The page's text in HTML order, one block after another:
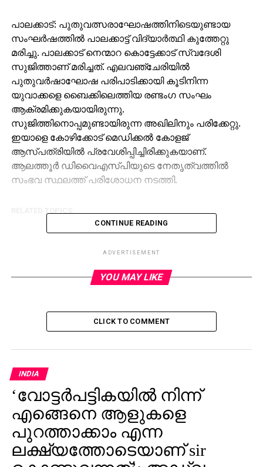
പാലക്കാട്: പുതുവത്സരാഘോഷത്തിനിടെയുണ്ടായ
സംഘര്‍ഷത്തില്‍ പാലക്കാട്ട് വിദ്യാര്‍ത്ഥി കുത്തേറ്റു
മരിച്ചു. പാലക്കാട് നെന്മാറ കൊട്ടേക്കാട് സ്വദേശി
സുജിത്താണ് മരിച്ചത്. എലവഞ്ചേരിയില്‍
പുതുവര്‍ഷാഘോഷ പരിപാടിക്കായി കൂടിനിന്ന
യുവാക്കളെ ബൈക്കിലെത്തിയ രണ്ടംഗ സംഘം
ആക്രമിക്കുകയായിരുന്നു.
സുജിത്തിനൊപ്പമുണ്ടായിരുന്ന അഖിലിനും പരിക്കേറ്റു.
ഇയാളെ കോഴിക്കോട് മെഡിക്കല്‍ കോളജ്
ആസ്പത്രിയില്‍ പ്രവേശിപ്പിച്ചിരിക്കുകയാണ്.
ആലത്തൂര്‍ ഡിവൈഎസ്പിയുടെ നേതൃത്വത്തില്‍
സംഭവ സ്ഥലത്ത് പരിശോധന നടത്തി.
CONTINUE READING
ADVERTISEMENT
YOU MAY LIKE
CLICK TO COMMENT
INDIA
‘വോട്ടര്‍പട്ടികയില്‍ നിന്ന്
എങ്ങെനെ ആളുകളെ
പുറത്താക്കാം എന്ന
ലക്ഷ്യത്തോടെയാണ് sir